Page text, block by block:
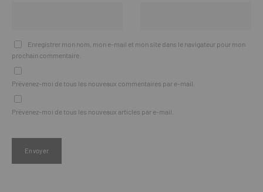
Enregistrer mon nom, mon e-mail et mon site dans le navigateur pour mon
prochain commentaire.
Prévenez-moi de tous les nouveaux commentaires par e-mail.
Prévenez-moi de tous les nouveaux articles par e-mail.